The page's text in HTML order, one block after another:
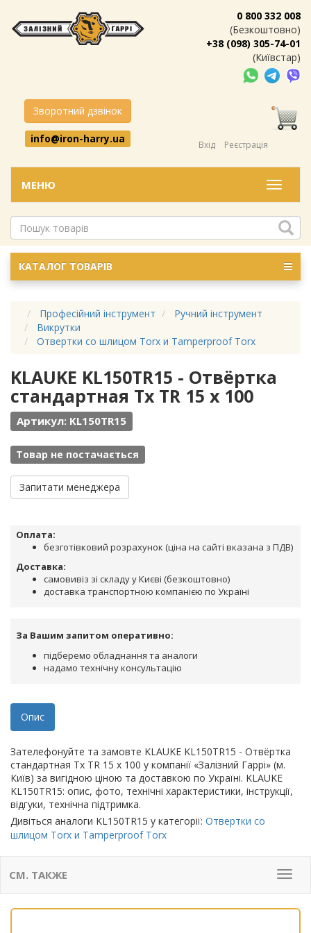
0 800 332 008
(Безкоштовно)
+38 (098) 305-74-01
(Київстар)
Зворотний дзвінок
info@iron-harry.ua
Вхід Реєстрація
Меню
МЕНЮ
КАТАЛОГ ТОВАРІВ
Професійний інструмент
Ручний інструмент
Викрутки
Отвертки со шлицом Torx и Tamperproof Torx
KLAUKE KL150TR15 - Отвёртка
стандартная Tx TR 15 x 100
Артикул: KL150TR15
Товар не постачається
Запитати менеджера
Оплата:
безготівковий розрахунок (ціна на сайті вказана з ПДВ)
Доставка:
самовивіз зі складу у Києві (безкоштовно)
доставка транспортною компанією по Україні
За Вашим запитом оперативно:
підберемо обладнання та аналоги
надамо технічну консультацію
Опис
Зателефонуйте та замовте KLAUKE KL150TR15 - Отвёртка
стандартная Tx TR 15 x 100 у компанії «Залізний Гаррі» (м.
Київ) за вигідною ціною та доставкою по Україні. KLAUKE
KL150TR15: опис, фото, технічні характеристики, інструкції,
відгуки, технічна підтримка.
Дивіться аналоги KL150TR15 у категорії: Отвертки со
шлицом Torx и Tamperproof Torx
Меню
СМ. ТАКЖЕ